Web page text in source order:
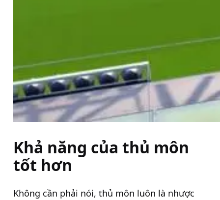
Khả năng của thủ môn
tốt hơn
Không cần phải nói, thủ môn luôn là nhược